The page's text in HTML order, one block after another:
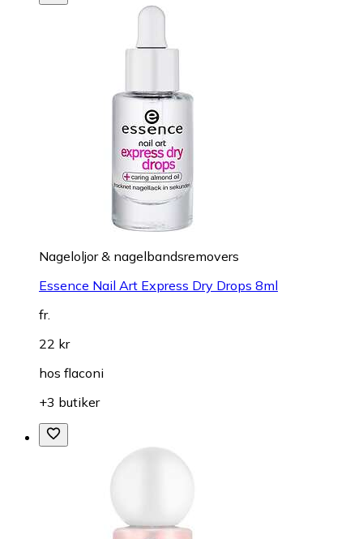
Nageloljor & nagelbandsremovers
Essence Nail Art Express Dry Drops 8ml
fr.
22 kr
hos flaconi
+3 butiker